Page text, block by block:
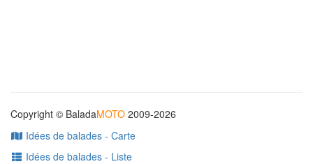
Copyright © BaladaMOTO 2009-2026
Idées de balades - Carte
Idées de balades - Liste